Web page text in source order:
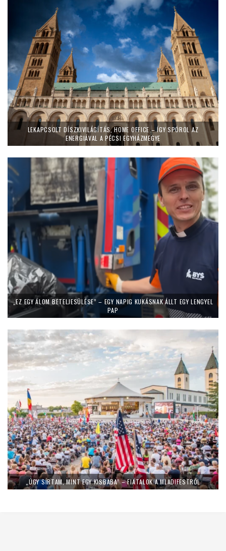
LEKAPCSOLT DÍSZKIVILÁGÍTÁS, HOME OFFICE – ÍGY SPÓROL AZ
ENERGIÁVAL A PÉCSI EGYHÁZMEGYE
„EZ EGY ÁLOM BETELJESÜLÉSE” – EGY NAPIG KUKÁSNAK ÁLLT EGY LENGYEL
PAP
„ÚGY SÍRTAM, MINT EGY KISBABA” – FIATALOK A MLADIFESTRŐL